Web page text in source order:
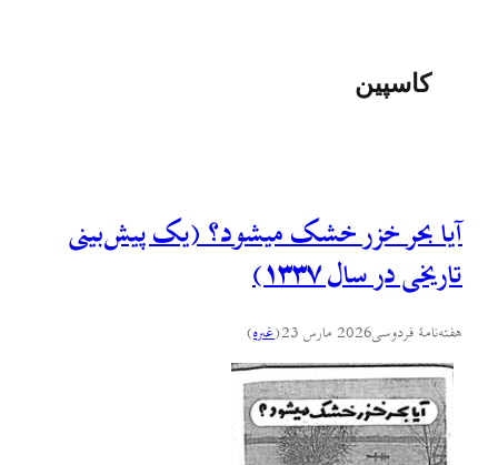
کاسپین
آیا بحر خزر خشک میشود؟ (یک پیش‌بینی
تاریخی در سال ۱۳۳۷)
هفته‌نامهٔ فردوسی2026 مارس 23 (غىره)